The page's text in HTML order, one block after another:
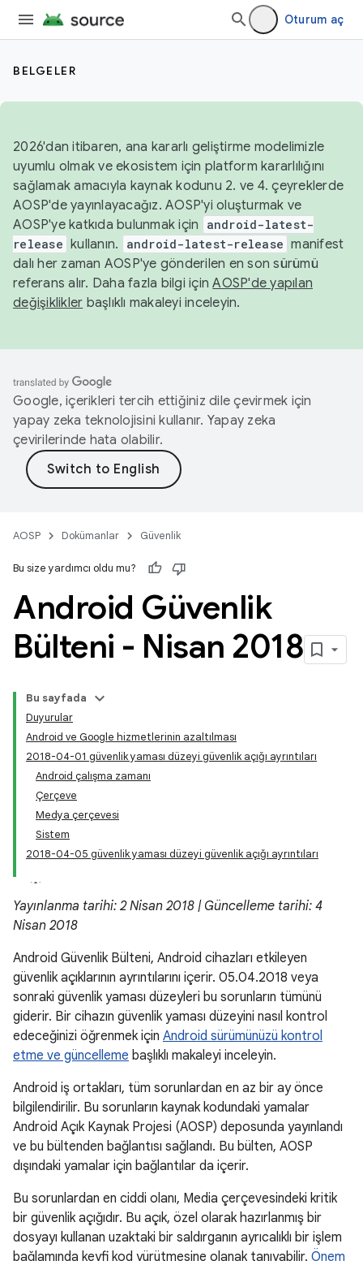
Oturum aç
BELGELER
2026'dan itibaren, ana kararlı geliştirme modelimizle
uyumlu olmak ve ekosistem için platform kararlılığını
sağlamak amacıyla kaynak kodunu 2. ve 4. çeyreklerde
AOSP'de yayınlayacağız. AOSP'yi oluşturmak ve
AOSP'ye katkıda bulunmak için
android-latest-
release kullanın. android-latest-release manifest
dalı her zaman AOSP'ye gönderilen en son sürümü
referans alır. Daha fazla bilgi içinAOSP'de yapılan
değişiklikler başlıklı makaleyi inceleyin.
Google, içerikleri tercih ettiğiniz dile çevirmek için
yapay zeka teknolojisini kullanır. Yapay zeka
çevirilerinde hata olabilir.
AOSP Dokümanlar Güvenlik
Bu size yardımcı oldu mu?
Android Güvenlik
Bülteni - Nisan 2018
Bu sayfada
Duyurular
Android ve Google hizmetlerinin azaltılması
2018-04-01 güvenlik yaması düzeyi güvenlik açığı ayrıntıları
Android çalışma zamanı
Çerçeve
Medya çerçevesi
Sistem
2018-04-05 güvenlik yaması düzeyi güvenlik açığı ayrıntıları
Yayınlanma tarihi: 2 Nisan 2018 | Güncelleme tarihi: 4
Nisan 2018
Android Güvenlik Bülteni, Android cihazları etkileyen
güvenlik açıklarının ayrıntılarını içerir. 05.04.2018 veya
sonraki güvenlik yaması düzeyleri bu sorunların tümünü
giderir. Bir cihazın güvenlik yaması düzeyini nasıl kontrol
edeceğinizi öğrenmek için Android sürümünüzü kontrol
etme ve güncelleme başlıklı makaleyi inceleyin.
Android iş ortakları, tüm sorunlardan en az bir ay önce
bilgilendirilir. Bu sorunların kaynak kodundaki yamalar
Android Açık Kaynak Projesi (AOSP) deposunda yayınlandı
ve bu bültenden bağlantısı sağlandı. Bu bülten, AOSP
dışındaki yamalar için bağlantılar da içerir.
Bu sorunlardan en ciddi olanı, Media çerçevesindeki kritik
bir güvenlik açığıdır. Bu açık, özel olarak hazırlanmış bir
dosyayı kullanan uzaktaki bir saldırganın ayrıcalıklı bir işlem
bağlamında keyfi kod yürütmesine olanak tanıyabilir. Önem